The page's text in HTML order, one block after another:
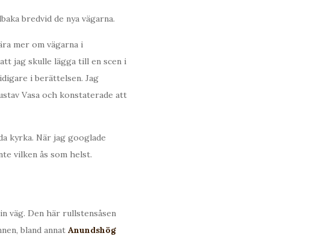
bredvid de nya vägarna.
mer om vägarna i
jag skulle lägga till en scen i
i berättelsen. Jag
Vasa och konstaterade att
kyrka. När jag googlade
vilken ås som helst.
väg. Den här rullstensåsen
bland annat Anundshög